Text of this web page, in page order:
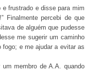
frustrado e disse para mim
Finalmente percebi de que
de alguém que pudesse
me sugerir um caminho
fogo; e me ajudar a evitar as
membro de A.A. quando